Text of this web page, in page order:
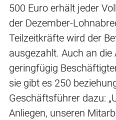
500 Euro erhält jeder
der Dezember-
Teilzeitkräfte wird der
ausgezahlt. Auch an die
geringfügig
sie gibt es 250
Geschäftsführer dazu:
Anliegen, unseren